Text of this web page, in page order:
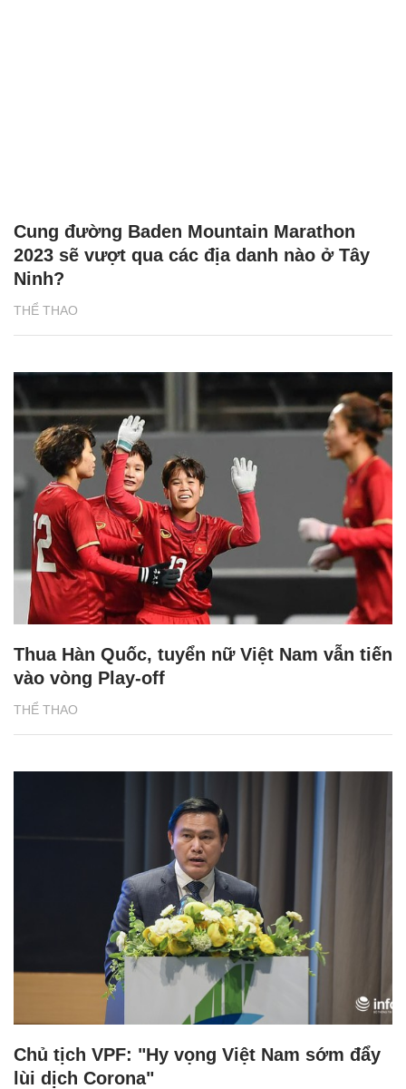
THỂ THAO
Cung đường Baden Mountain Marathon
2023 sẽ vượt qua các địa danh nào ở Tây
Ninh?
THỂ THAO
Thua Hàn Quốc, tuyển nữ Việt Nam vẫn tiến
vào vòng Play-off
Chủ tịch VPF: "Hy vọng Việt Nam sớm đẩy
lùi dịch Corona"